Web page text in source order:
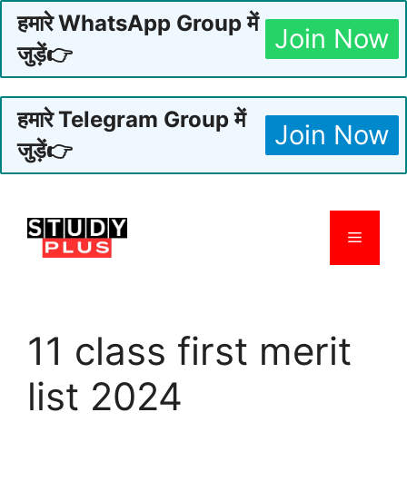
हमारे WhatsApp Group में
जुड़ें👉
Join Now
हमारे Telegram Group में
जुड़ें👉
Join Now
content
Menu
11 class first merit
list 2024